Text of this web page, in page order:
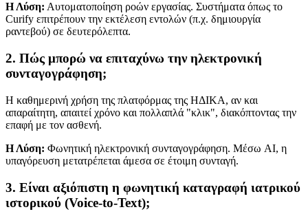
Η Λύση: Αυτοματοποίηση ροών εργασίας. Συστήματα όπως το
Curify επιτρέπουν την εκτέλεση εντολών (π.χ. δημιουργία
ραντεβού) σε δευτερόλεπτα.
2. Πώς μπορώ να επιταχύνω την ηλεκτρονική
συνταγογράφηση;
Η καθημερινή χρήση της πλατφόρμας της ΗΔΙΚΑ, αν και
απαραίτητη, απαιτεί χρόνο και πολλαπλά "κλικ", διακόπτοντας την
επαφή με τον ασθενή.
Η Λύση: Φωνητική ηλεκτρονική συνταγογράφηση. Μέσω AI, η
υπαγόρευση μετατρέπεται άμεσα σε έτοιμη συνταγή.
3. Είναι αξιόπιστη η φωνητική καταγραφή ιατρικού
ιστορικού (Voice-to-Text);